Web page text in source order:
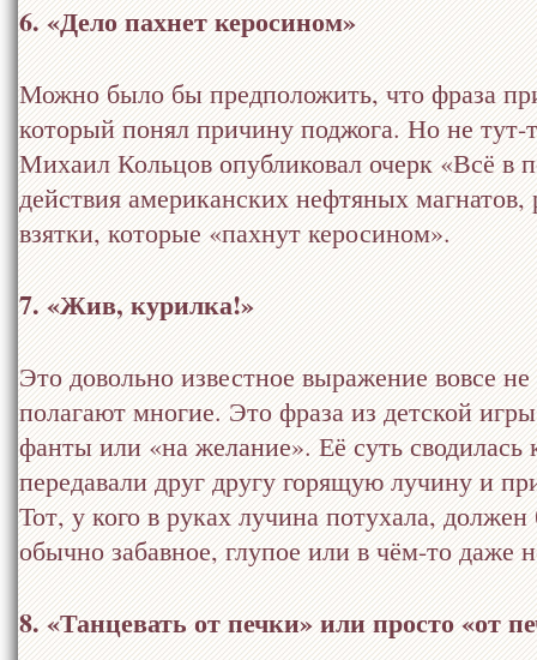
6. «Дело пахнет керосином»
Можно было бы предположить, что фраза
который понял причину поджога. Но не
Михаил Кольцов опубликовал очерк «Всё в
действия американских нефтяных
взятки, которые «пахнут керосином».
7. «Жив, курилка!»
Это довольно известное выражение вовсе
полагают многие. Это фраза из детской
фанты или «на желание». Её суть сводилась
передавали друг другу горящую лучину и
Тот, у кого в руках лучина потухала,
обычно забавное, глупое или в чём-то даже
8. «Танцевать от печки» или просто «от